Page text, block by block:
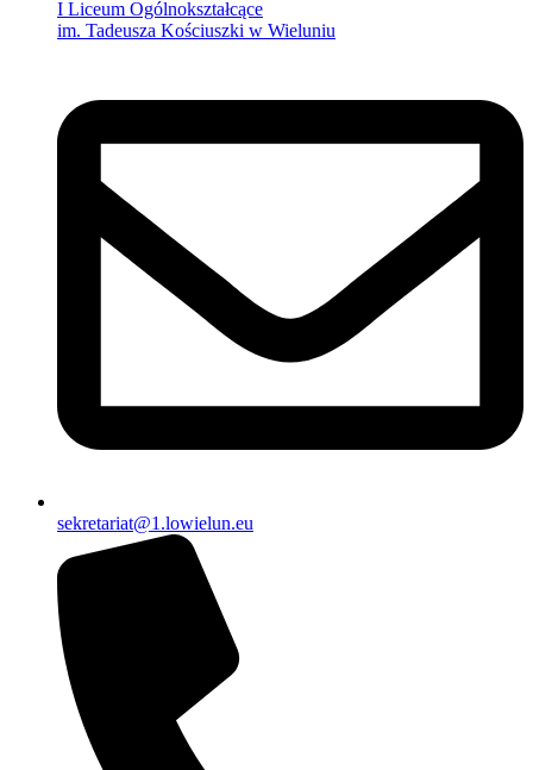
I Liceum Ogólnokształcące
im. Tadeusza Kościuszki w Wieluniu
sekretariat@1.lowielun.eu